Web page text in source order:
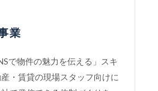
業
で物件の魅力を伝える」スキ
・賃貸の現場スタッフ向けに